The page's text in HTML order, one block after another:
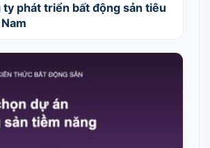
ty phát triển bất động sản tiêu